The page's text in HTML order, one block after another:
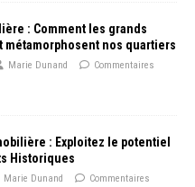
: Comment les grands
métamorphosent nos quartiers
Marie Dunand
Commentaires
: Exploitez le potentiel
Historiques
Marie Dunand
Commentaires